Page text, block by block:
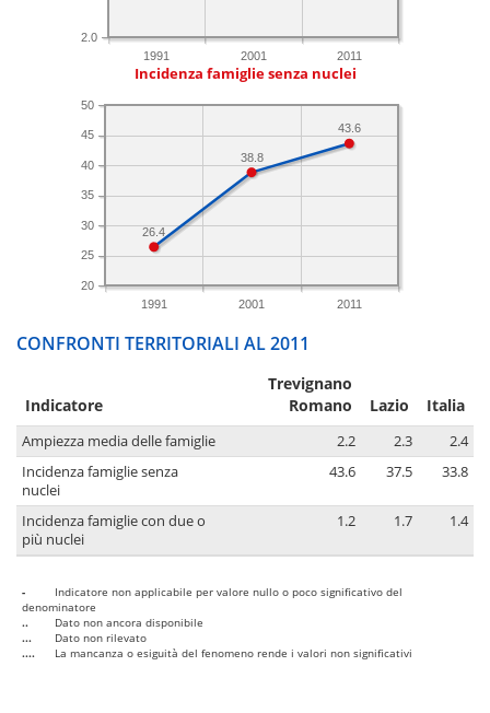
1991 2001 2011
2.0
Incidenza famiglie senza nuclei
1991 2001 2011
20
25
30
35
40
45
50
43.6
38.8
26.4
CONFRONTI TERRITORIALI AL 2011
Indicatore
Trevignano
Romano
Lazio Italia
Ampiezza media delle famiglie 2.2 2.3
2.4
Incidenza famiglie senza
nuclei
43.6 37.5 33.8
Incidenza famiglie con due o
più nuclei
1.2 1.7 1.4
-
Indicatore non applicabile per valore nullo o poco significativo del
denominatore
..
Dato non ancora disponibile
...
Dato non rilevato
....
La mancanza o esiguità del fenomeno rende i valori non significativi